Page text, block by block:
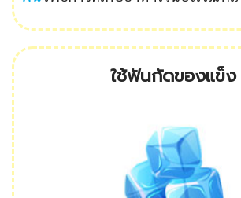
ใช้ฟันกัดของแข็ง